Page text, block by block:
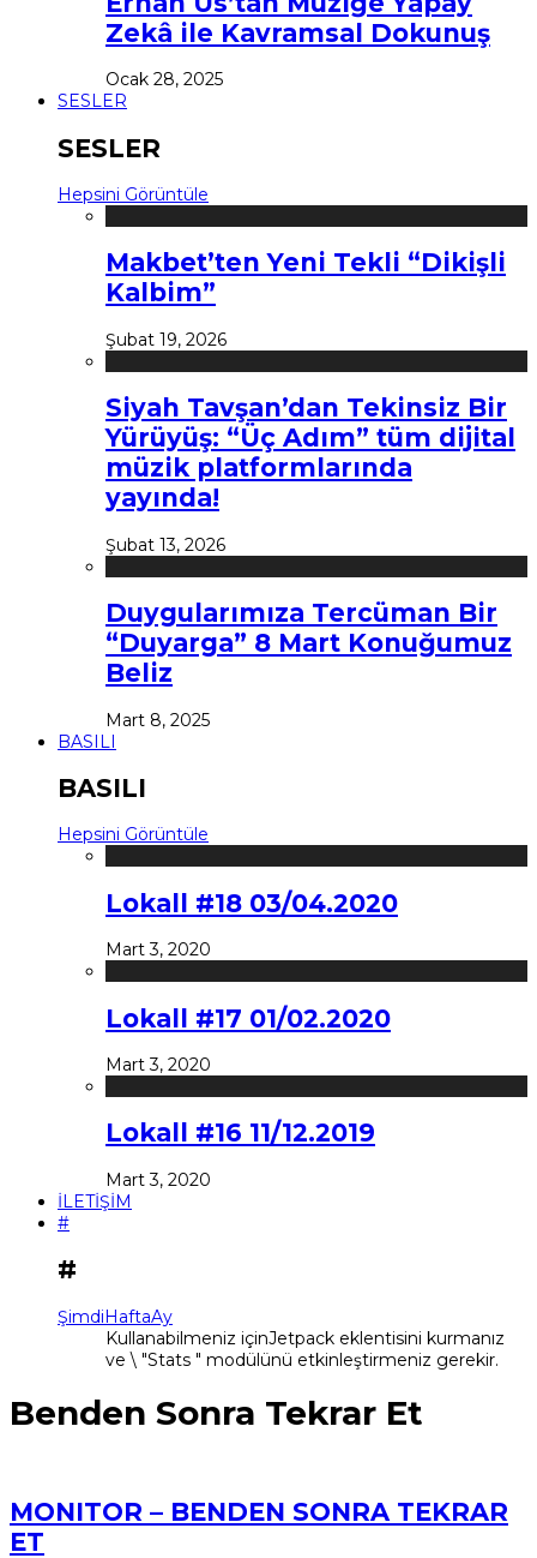
Zekâ ile Kavramsal Dokunuş
Ocak 28, 2025
SESLER
SESLER
Hepsini Görüntüle
Makbet’ten Yeni Tekli “Dikişli
Kalbim”
Şubat 19, 2026
Siyah Tavşan’dan Tekinsiz Bir
Yürüyüş: “Üç Adım” tüm dijital
müzik platformlarında
yayında!
Şubat 13, 2026
Duygularımıza Tercüman Bir
“Duyarga” 8 Mart Konuğumuz
Beliz
Mart 8, 2025
BASILI
BASILI
Hepsini Görüntüle
Lokall #18 03/04.2020
Mart 3, 2020
Lokall #17 01/02.2020
Mart 3, 2020
Lokall #16 11/12.2019
Mart 3, 2020
İLETİŞİM
#
#
ŞimdiHaftaAy
Kullanabilmeniz içinJetpack eklentisini kurmanız
ve \ "Stats " modülünü etkinleştirmeniz gerekir.
Benden Sonra Tekrar Et
MONITOR – BENDEN SONRA TEKRAR
ET